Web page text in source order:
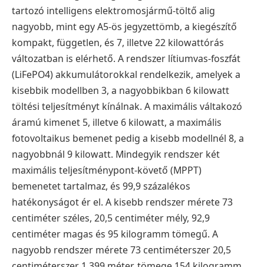
tartozó intelligens elektromosjármű-töltő alig
nagyobb, mint egy A5-ös jegyzettömb, a kiegészítő
kompakt, független, és 7, illetve 22 kilowattórás
változatban is elérhető. A rendszer lítiumvas-foszfát
(LiFePO4) akkumulátorokkal rendelkezik, amelyek a
kisebbik modellben 3, a nagyobbikban 6 kilowatt
töltési teljesítményt kínálnak. A maximális váltakozó
áramú kimenet 5, illetve 6 kilowatt, a maximális
fotovoltaikus bemenet pedig a kisebb modellnél 8, a
nagyobbnál 9 kilowatt. Mindegyik rendszer két
maximális teljesítménypont-követő (MPPT)
bemenetet tartalmaz, és 99,9 százalékos
hatékonyságot ér el. A kisebb rendszer mérete 73
centiméter széles, 20,5 centiméter mély, 92,9
centiméter magas és 95 kilogramm tömegű. A
nagyobb rendszer mérete 73 centiméterszer 20,5